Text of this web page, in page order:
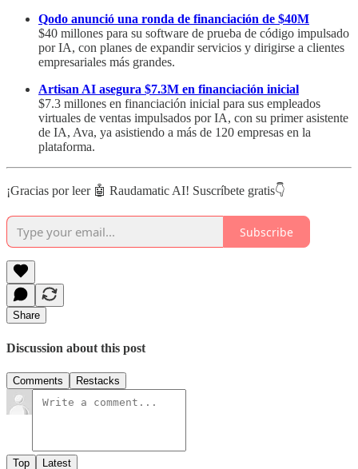
Qodo anunció una ronda de financiación de $40M
$40 millones para su software de prueba de código impulsado
por IA, con planes de expandir servicios y dirigirse a clientes
empresariales más grandes.
Artisan AI asegura $7.3M en financiación inicial
$7.3 millones en financiación inicial para sus empleados
virtuales de ventas impulsados por IA, con su primer asistente
de IA, Ava, ya asistiendo a más de 120 empresas en la
plataforma.
¡Gracias por leer 🤖 Raudamatic AI! Suscríbete gratis👇
Subscribe
Share
Discussion about this post
Comments Restacks
Top Latest